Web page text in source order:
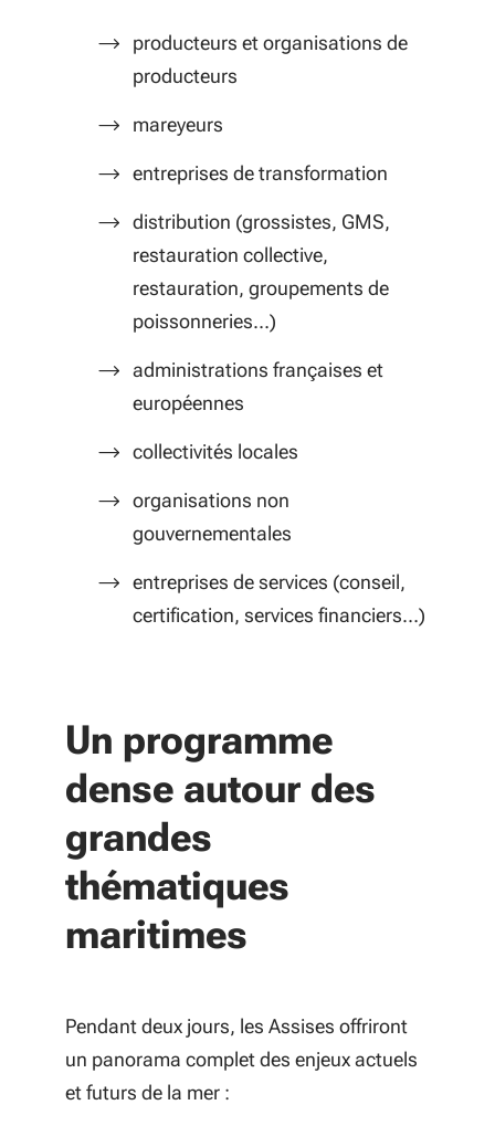
producteurs et organisations de
producteurs
mareyeurs
entreprises de transformation
distribution (grossistes, GMS,
restauration collective,
restauration, groupements de
poissonneries…)
administrations françaises et
européennes
collectivités locales
organisations non
gouvernementales
entreprises de services (conseil,
certification, services financiers…)
Un programme
dense autour des
grandes
thématiques
maritimes
Pendant deux jours, les Assises offriront
un panorama complet des enjeux actuels
et futurs de la mer :